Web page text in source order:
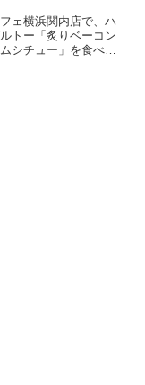
ェ横浜関内店で、ハ
トー「炙りベーコン
シチュー」を食べて